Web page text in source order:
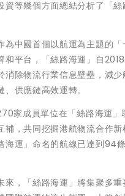
資等幾個方面總結分析了「
為中國首個以航運為主題的
和平台，「絲路海運」自
消除物流行業信息壁壘，減
供應鏈高效運轉。
家成員單位在「絲路海運」
補，共同挖掘港航物流合作
海運」命名的航線已達到94
來，「絲路海運」將集聚多